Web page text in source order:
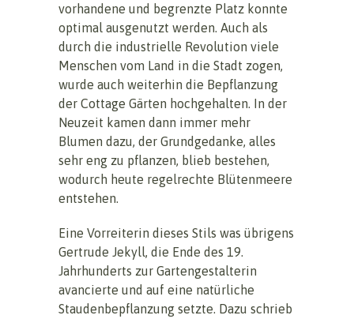
vorhandene und begrenzte Platz konnte
optimal ausgenutzt werden. Auch als
durch die industrielle Revolution viele
Menschen vom Land in die Stadt zogen,
wurde auch weiterhin die Bepflanzung
der Cottage Gärten hochgehalten. In der
Neuzeit kamen dann immer mehr
Blumen dazu, der Grundgedanke, alles
sehr eng zu pflanzen, blieb bestehen,
wodurch heute regelrechte Blütenmeere
entstehen.
Eine Vorreiterin dieses Stils was übrigens
Gertrude Jekyll, die Ende des 19.
Jahrhunderts zur Gartengestalterin
avancierte und auf eine natürliche
Staudenbepflanzung setzte. Dazu schrieb